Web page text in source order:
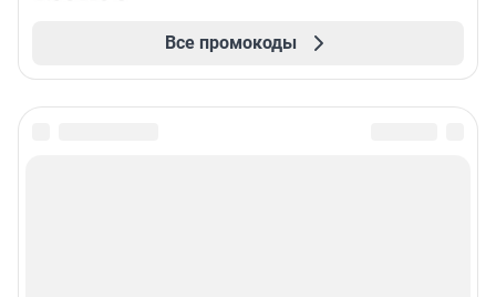
Все промокоды